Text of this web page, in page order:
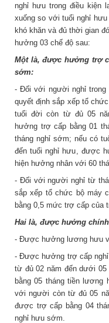
nghỉ hưu trong điều kiện
xuống so với tuổi nghỉ
khó khăn và đủ thời gian
hưởng 03 chế độ sau:
Một là, được hưởng trợ
sớm:
- Đối với người nghỉ trong
quyết định sắp xếp tổ
tuổi đời còn từ đủ 05
hưởng trợ cấp bằng 01
tháng nghỉ sớm; nếu có
đến tuổi nghỉ hưu, được
hiện hưởng nhân với 60
- Đối với người nghỉ từ
sắp xếp tổ chức bộ máy
bằng 0,5 mức trợ cấp của
Hai là, được hưởng
- Được hưởng lương hưu
- Được hưởng trợ cấp
từ đủ 02 năm đến dưới
bằng 05 tháng tiền lương
với người còn từ đủ 05
được trợ cấp bằng 04
nghỉ hưu sớm.